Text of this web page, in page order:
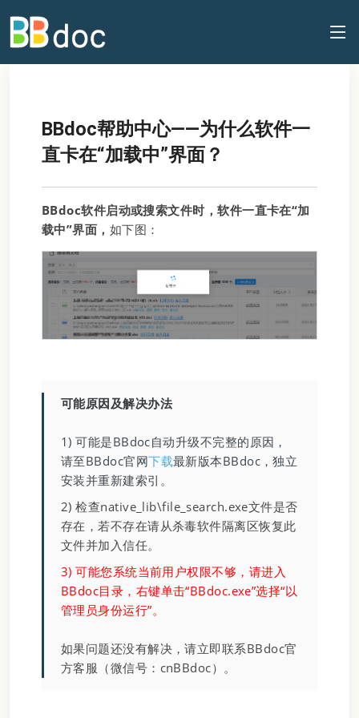
BBdoc帮助中心——为什么软件一
直卡在“加载中”界面？
BBdoc软件启动或搜索文件时，软件一直卡在“加
载中”界面， 如下图：
可能原因及解决办法
1) 可能是BBdoc自动升级不完整的原因，
请至BBdoc官网下载最新版本BBdoc，独立
安装并重新建索引。
2) 检查native_lib\file_search.exe文件是否
存在，若不存在请从杀毒软件隔离区恢复此
文件并加入信任。
3) 可能您系统当前用户权限不够，请进入
BBdoc目录，右键单击“BBdoc.exe”选择“以
管理员身份运行”。
如果问题还没有解决，请立即联系BBdoc官
方客服（微信号：cnBBdoc）。